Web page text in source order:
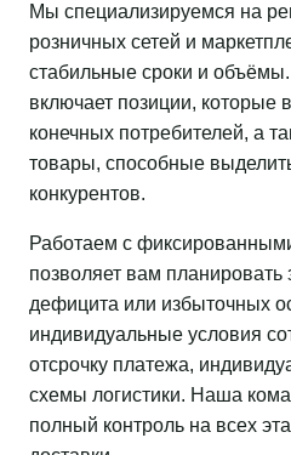
Мы специализируемся на
розничных сетей и
стабильные сроки и
включает позиции, которые
конечных потребителей, а
товары, способные
конкурентов.
Работаем с
позволяет вам планировать
дефицита или избыточных
индивидуальные условия
отсрочку платежа,
схемы логистики. Наша
полный контроль на всех